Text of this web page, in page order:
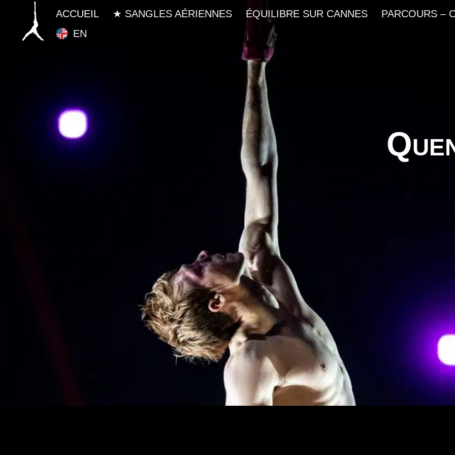
ACCUEIL ★ SANGLES AÉRIENNES ÉQUILIBRE SUR CANNES
PARCOURS –
EN